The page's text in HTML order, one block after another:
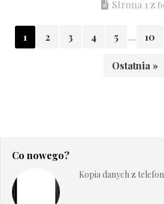
Strona 1 z
1 2 3 4 5 ... 10
Ostatnia »
Co nowego?
Kopia danych z